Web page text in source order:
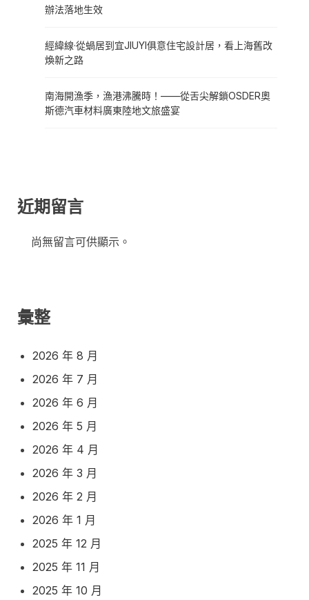
辦法落地生效
經緯線·從蝸居到宜JIUYI俱意住宅設計居，看上海舊改
煥新之路
南海開漁季，漁港沸騰時！——從舌尖解鎖OSDER奧
斯德汽車材料廣東陸地文旅盛宴
近期留言
尚無留言可供顯示。
彙整
2026 年 8 月
2026 年 7 月
2026 年 6 月
2026 年 5 月
2026 年 4 月
2026 年 3 月
2026 年 2 月
2026 年 1 月
2025 年 12 月
2025 年 11 月
2025 年 10 月